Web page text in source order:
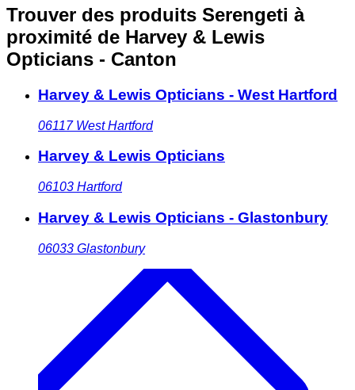
Trouver des produits Serengeti à
proximité de Harvey & Lewis
Opticians - Canton
Harvey & Lewis Opticians - West Hartford
06117 West Hartford
Harvey & Lewis Opticians
06103 Hartford
Harvey & Lewis Opticians - Glastonbury
06033 Glastonbury